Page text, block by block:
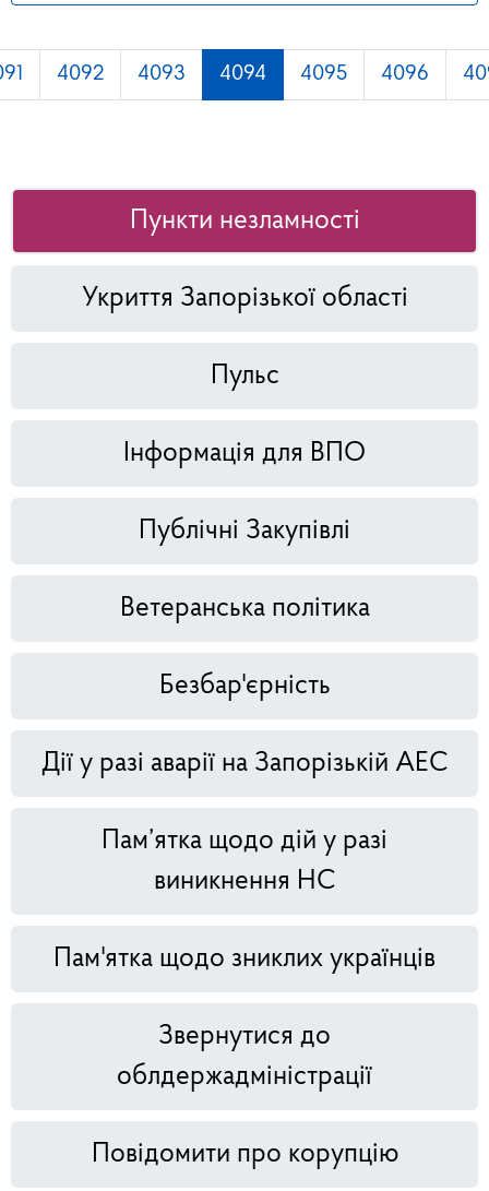
4092 4093 4094 4095 4096
Пункти незламності
Укриття Запорізької області
Пульс
Інформація для ВПО
Публічні Закупівлі
Ветеранська політика
Безбар'єрність
Дії у разі аварії на Запорізькій АЕС
Пам’ятка щодо дій у разі
виникнення НС
Пам'ятка щодо зниклих українців
Звернутися до
облдержадміністрації
Повідомити про корупцію